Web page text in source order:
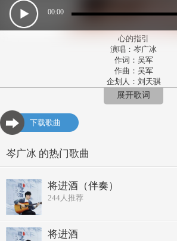
00:00
心的指引
演唱：岑广冰
作词：吴军
作曲：吴军
企划人：刘天骐
发行：珊美音乐
有过风雨有过厄困
跌跌碰碰风雨里浮沉
孤孤单单走向茫茫人生
共渡艰辛方知道爱的真心
展开歌词
下载歌曲
岑广冰 的热门歌曲
将进酒（伴奏）
244人推荐
将进酒